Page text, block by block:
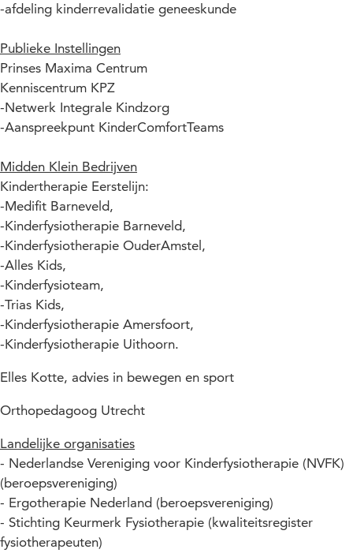
-afdeling kinderrevalidatie geneeskunde
Publieke Instellingen
Prinses Maxima Centrum
Kenniscentrum KPZ
-Netwerk Integrale Kindzorg
-Aanspreekpunt KinderComfortTeams
Midden Klein Bedrijven
Kindertherapie Eerstelijn:
-Medifit Barneveld,
-Kinderfysiotherapie Barneveld,
-Kinderfysiotherapie OuderAmstel,
-Alles Kids,
-Kinderfysioteam,
-Trias Kids,
-Kinderfysiotherapie Amersfoort,
-Kinderfysiotherapie Uithoorn.
Elles Kotte, advies in bewegen en sport
Orthopedagoog Utrecht
Landelijke organisaties
- Nederlandse Vereniging voor Kinderfysiotherapie (NVFK)
(beroepsvereniging)
- Ergotherapie Nederland (beroepsvereniging)
- Stichting Keurmerk Fysiotherapie (kwaliteitsregister
fysiotherapeuten)